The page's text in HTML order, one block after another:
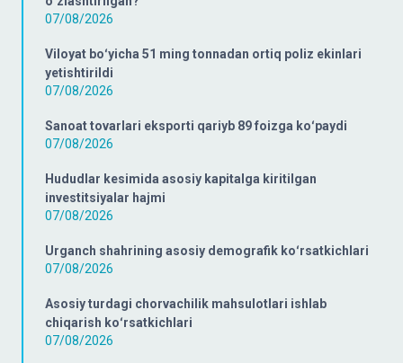
07/08/2026
Viloyat boʻyicha 51 ming tonnadan ortiq poliz ekinlari
yetishtirildi
07/08/2026
Sanoat tovarlari eksporti qariyb 89 foizga koʻpaydi
07/08/2026
Hududlar kesimida asosiy kapitalga kiritilgan
investitsiyalar hajmi
07/08/2026
Urganch shahrining asosiy demografik koʻrsatkichlari
07/08/2026
Asosiy turdagi chorvachilik mahsulotlari ishlab
chiqarish koʻrsatkichlari
07/08/2026